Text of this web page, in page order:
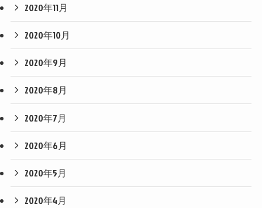
2020年11月
2020年10月
2020年9月
2020年8月
2020年7月
2020年6月
2020年5月
2020年4月